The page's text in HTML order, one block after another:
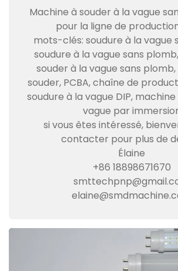
Machine à souder à la vague
pour la ligne de
mots-clés: soudure à la vague
soudure à la vague sans
souder à la vague sans
souder, PCBA, chaîne de
soudure à la vague DIP,
vague par
si vous êtes intéressé,
contacter pour plus de
Élaine
+86 18898671670
Video